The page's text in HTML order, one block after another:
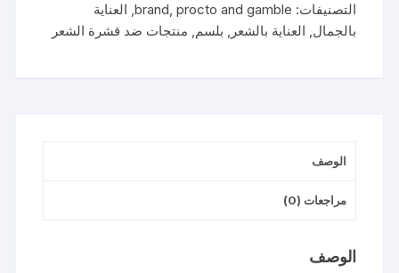
التصنيفات:
brand, procto and gamble
, العناية
بالجمال, العناية بالشعر , بلسم, منتجات ضد قشرة الشعر
الوصف
مراجعات (0)
الوصف